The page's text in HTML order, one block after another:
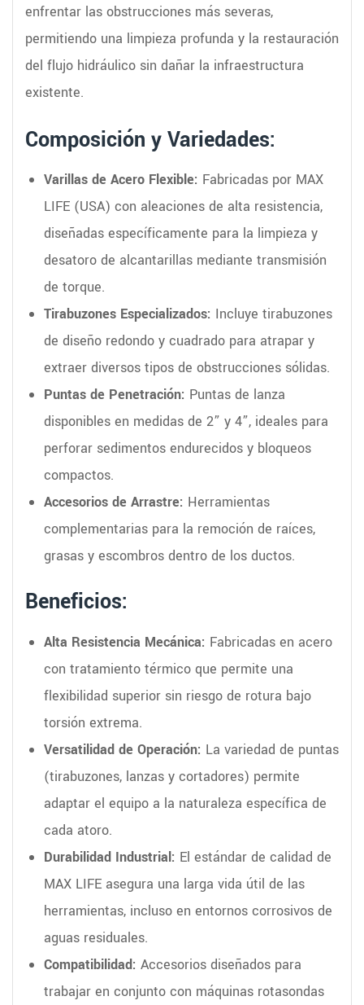
enfrentar las obstrucciones más severas,
permitiendo una limpieza profunda y la restauración
del flujo hidráulico sin dañar la infraestructura
existente.
Composición y Variedades:
Varillas de Acero Flexible: Fabricadas por MAX
LIFE (USA) con aleaciones de alta resistencia,
diseñadas específicamente para la limpieza y
desatoro de alcantarillas mediante transmisión
de torque.
Tirabuzones Especializados: Incluye tirabuzones
de diseño redondo y cuadrado para atrapar y
extraer diversos tipos de obstrucciones sólidas.
Puntas de Penetración: Puntas de lanza
disponibles en medidas de 2” y 4”, ideales para
perforar sedimentos endurecidos y bloqueos
compactos.
Accesorios de Arrastre: Herramientas
complementarias para la remoción de raíces,
grasas y escombros dentro de los ductos.
Beneficios:
Alta Resistencia Mecánica: Fabricadas en acero
con tratamiento térmico que permite una
flexibilidad superior sin riesgo de rotura bajo
torsión extrema.
Versatilidad de Operación: La variedad de puntas
(tirabuzones, lanzas y cortadores) permite
adaptar el equipo a la naturaleza específica de
cada atoro.
Durabilidad Industrial: El estándar de calidad de
MAX LIFE asegura una larga vida útil de las
herramientas, incluso en entornos corrosivos de
aguas residuales.
Compatibilidad: Accesorios diseñados para
trabajar en conjunto con máquinas rotasondas